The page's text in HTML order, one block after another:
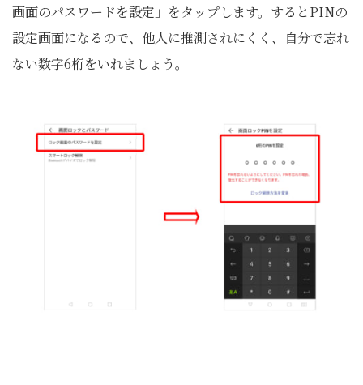
画面のパスワードを設定」をタップします。するとPINの
設定画面になるので、他人に推測されにくく、自分で忘れ
ない数字6桁をいれましょう。